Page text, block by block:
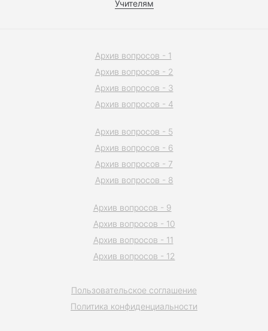
Учителям
Пользовательское соглашение
Политика конфиденциальности
Архив вопросов - 1
Архив вопросов - 2
Архив вопросов - 3
Архив вопросов - 4
Архив вопросов - 5
Архив вопросов - 6
Архив вопросов - 7
Архив вопросов - 8
Архив вопросов - 9
Архив вопросов - 10
Архив вопросов - 11
Архив вопросов - 12